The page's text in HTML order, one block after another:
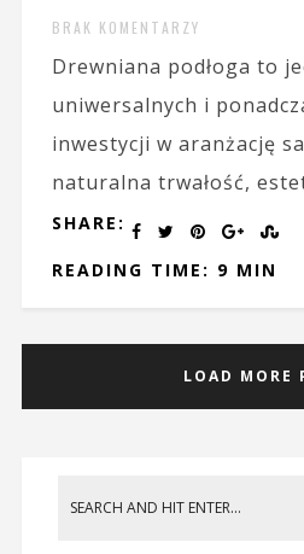
BRAK KOMENTARZY
Drewniana podłoga to
uniwersalnych i
inwestycji w aranżację
naturalna trwałość,
SHARE:
READING TIME: 9 MIN
LOAD MORE